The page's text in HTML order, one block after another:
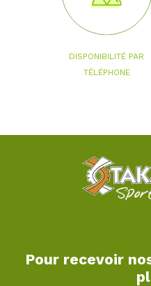
DISPONIBILITÉ PAR
TÉLÉPHONE
Pour recevoir